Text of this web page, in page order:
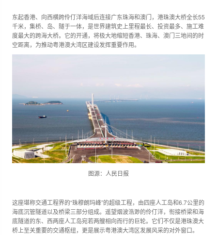
东起香港、向西横跨伶仃洋海域后连接广东珠海和澳门，港珠澳大桥全长55
千米，集桥、岛、隧于一体，是世界建筑史上里程最长、投资最多、施工难
度最大的跨海大桥。它的开通，将极大地缩短香港、珠海、澳门三地间的时
空距离，为推动粤港澳大湾区建设发挥重要作用。
图源：人民日报
这座堪称交通工程界的“珠穆朗玛峰”的超级工程，由四座人工岛和6.7公里的
海底沉管隧道以及桥梁三部分组成。遥望烟波浩渺的伶仃洋，衔接桥梁和海
底隧道的东、西两座人工岛宛若两艘相向而行的巨轮。它们不仅是港珠澳大
桥上至关重要的交通枢纽，更是展示粤港澳大湾区发展风采的对外窗口。